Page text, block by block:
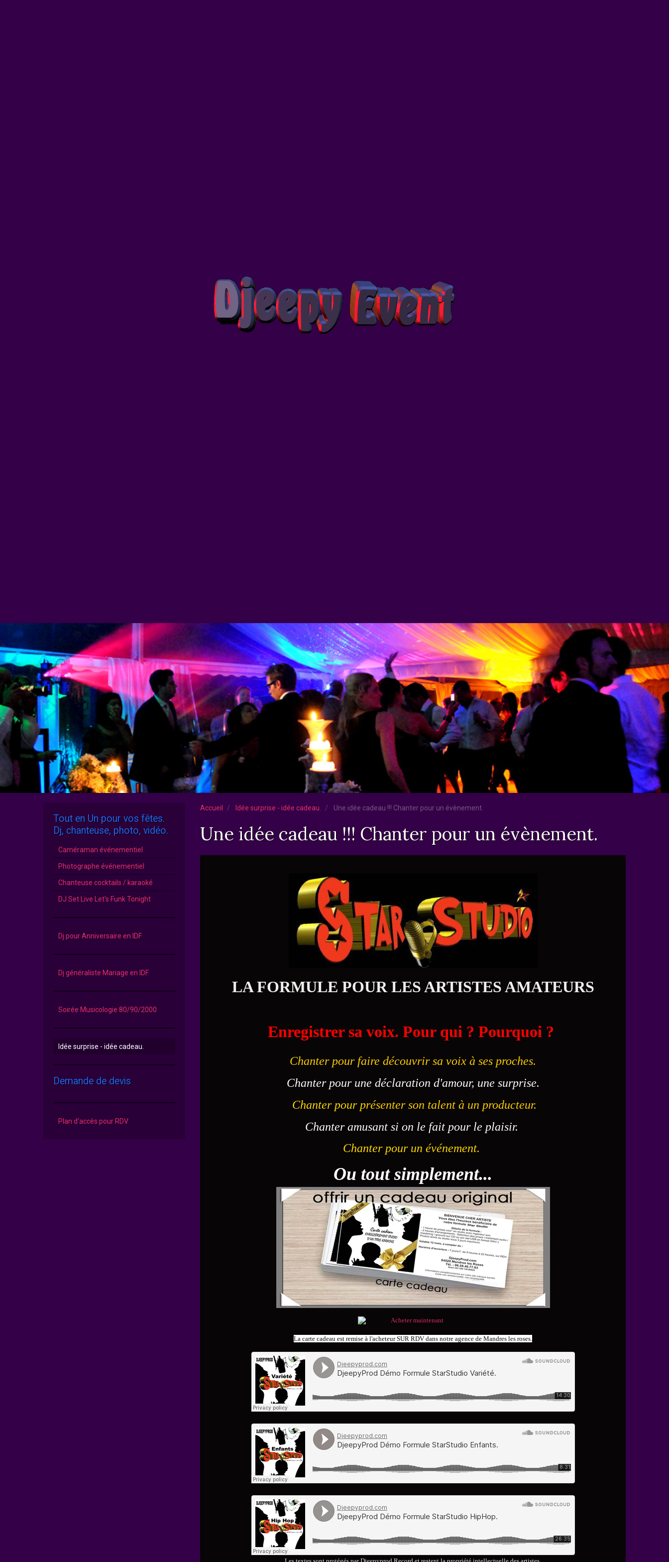
Accueil Idée surprise - idée cadeau. Une idée cadeau !!! Chanter pour un évènement.
Une idée cadeau !!! Chanter pour un évènement.
LA FORMULE POUR LES ARTISTES AMATEURS
Enregistrer sa voix. Pour qui ? Pourquoi ?
Chanter pour faire découvrir sa voix à ses proches.
Chanter pour une déclaration d'amour, une surprise.
Chanter pour présenter son talent à un producteur.
Chanter amusant si on le fait pour le plaisir.
Chanter pour un événement.
Ou tout simplement...
La carte cadeau est remise à l'acheteur SUR RDV dans notre agence de Mandres les roses.
Tout en Un pour vos fêtes.
Dj, chanteuse, photo, vidéo.
Caméraman événementiel
Photographe événementiel
Chanteuse cocktails / karaoké
DJ Set Live Let's Funk Tonight
Dj pour Anniversaire en IDF
Dj généraliste Mariage en IDF.
Soirée Musicologie 80/90/2000
Idée surprise - idée cadeau.
Demande de devis
Plan d'accès pour RDV